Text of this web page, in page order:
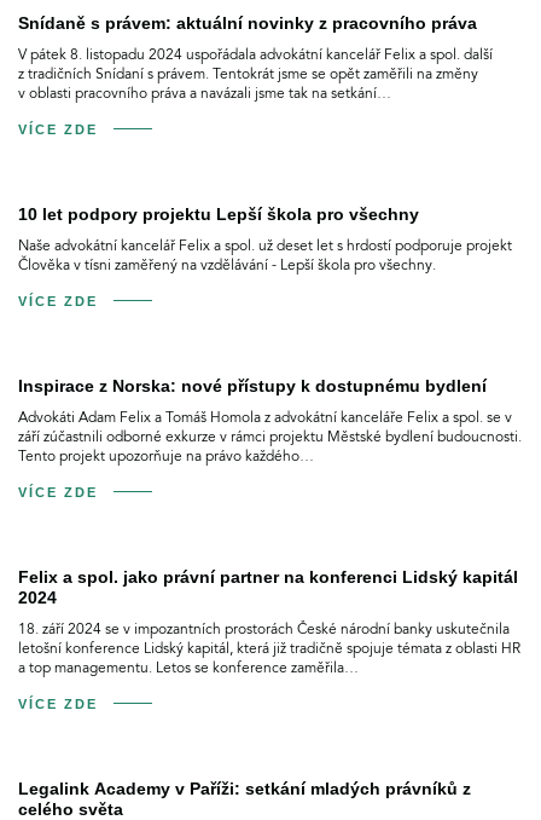
Snídaně s právem: aktuální novinky z pracovního práva
V pátek 8. listopadu 2024 uspořádala advokátní kancelář Felix a spol. další
z tradičních Snídaní s právem. Tentokrát jsme se opět zaměřili na změny
v oblasti pracovního práva a navázali jsme tak na setkání…
VÍCE ZDE
10 let podpory projektu Lepší škola pro všechny
Naše advokátní kancelář Felix a spol. už deset let s hrdostí podporuje projekt
Člověka v tísni zaměřený na vzdělávání - Lepší škola pro všechny.
VÍCE ZDE
Inspirace z Norska: nové přístupy k dostupnému bydlení
Advokáti Adam Felix a Tomáš Homola z advokátní kanceláře Felix a spol. se v
září zúčastnili odborné exkurze v rámci projektu Městské bydlení budoucnosti.
Tento projekt upozorňuje na právo každého…
VÍCE ZDE
Felix a spol. jako právní partner na konferenci Lidský kapitál
2024
18. září 2024 se v impozantních prostorách České národní banky uskutečnila
letošní konference Lidský kapitál, která již tradičně spojuje témata z oblasti HR
a top managementu. Letos se konference zaměřila…
VÍCE ZDE
Legalink Academy v Paříži: setkání mladých právníků z
celého světa